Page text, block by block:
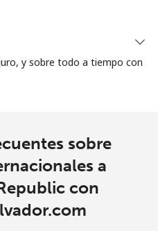
y sobre todo a tiempo con
sobre
a
con